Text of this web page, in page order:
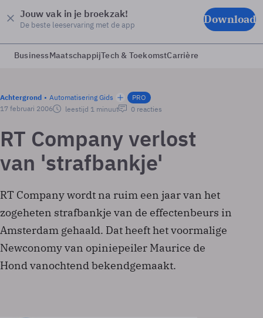
Jouw vak in je broekzak!
De beste leeservaring met de app Download
BusinessMaatschappijTech & ToekomstCarrière
Achtergrond Automatisering Gids
PRO
17 februari 2006
leestijd 1 minuut 0 reacties
RT Company verlost
van 'strafbankje'
RT Company wordt na ruim een jaar van het
zogeheten strafbankje van de effectenbeurs in
Amsterdam gehaald. Dat heeft het voormalige
Newconomy van opiniepeiler Maurice de
Hond vanochtend bekendgemaakt.